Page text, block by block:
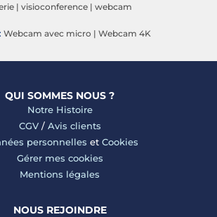
| visioconference | webcam
Webcam avec micro | Webcam 4K
QUI SOMMES NOUS ?
Notre Histoire
CGV/ Avis clients
personnelles et Cookies
Gérer mes cookies
Mentions légales
NOUS REJOINDRE